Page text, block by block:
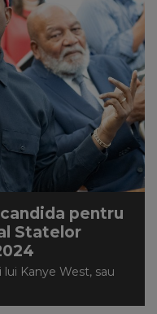
pentru
Statelor
Kanye West, sau